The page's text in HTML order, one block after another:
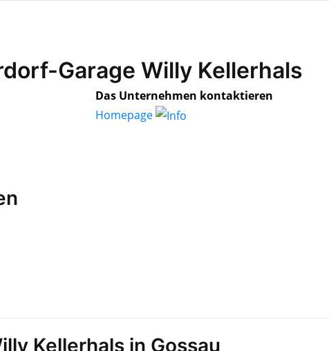
Garage Willy Kellerhals
Das Unternehmen kontaktieren
Homepage
Kellerhals in Gossau